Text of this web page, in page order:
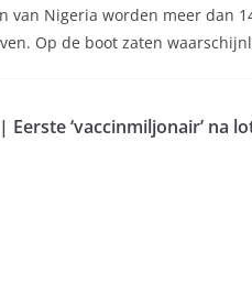
van Nigeria worden meer dan
Op de boot zaten
‘vaccinmiljonair’ na